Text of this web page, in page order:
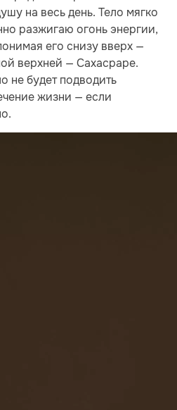
на весь день. Тело мягко
разжигаю огонь энергии,
его снизу вверх —
верхней — Сахасраре.
не будет подводить
жизни — если